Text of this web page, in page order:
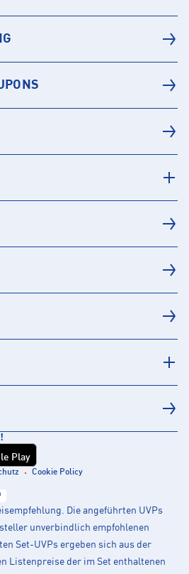
Play
Cookie Policy
Die angeführten UVPs
unverbindlich empfohlenen
Set-UVPs ergeben sich aus der
Listenpreise der im Set enthaltenen